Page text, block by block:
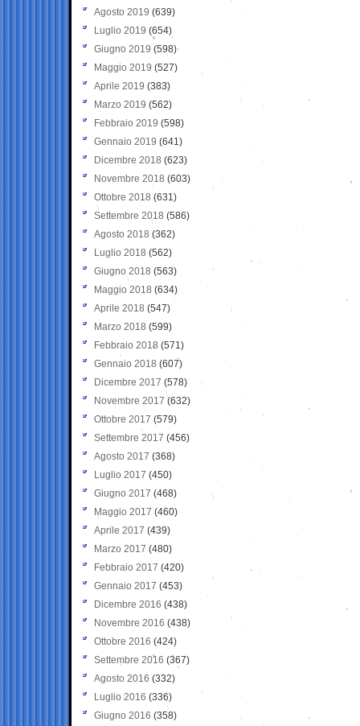
Agosto 2019 (639)
Luglio 2019 (654)
Giugno 2019 (598)
Maggio 2019 (527)
Aprile 2019 (383)
Marzo 2019 (562)
Febbraio 2019 (598)
Gennaio 2019 (641)
Dicembre 2018 (623)
Novembre 2018 (603)
Ottobre 2018 (631)
Settembre 2018 (586)
Agosto 2018 (362)
Luglio 2018 (562)
Giugno 2018 (563)
Maggio 2018 (634)
Aprile 2018 (547)
Marzo 2018 (599)
Febbraio 2018 (571)
Gennaio 2018 (607)
Dicembre 2017 (578)
Novembre 2017 (632)
Ottobre 2017 (579)
Settembre 2017 (456)
Agosto 2017 (368)
Luglio 2017 (450)
Giugno 2017 (468)
Maggio 2017 (460)
Aprile 2017 (439)
Marzo 2017 (480)
Febbraio 2017 (420)
Gennaio 2017 (453)
Dicembre 2016 (438)
Novembre 2016 (438)
Ottobre 2016 (424)
Settembre 2016 (367)
Agosto 2016 (332)
Luglio 2016 (336)
Giugno 2016 (358)